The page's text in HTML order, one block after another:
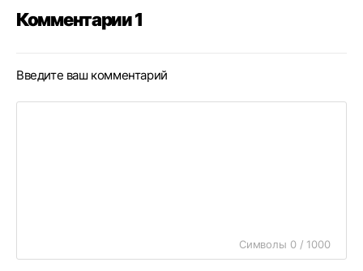
Комментарии 1
Введите ваш комментарий
Символы 0 / 1000